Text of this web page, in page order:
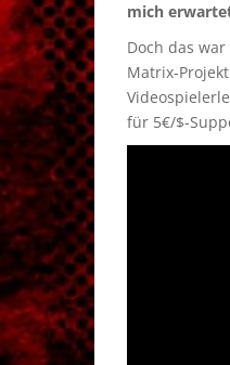
mich
Doch das
Matrix-
für 5€/$-